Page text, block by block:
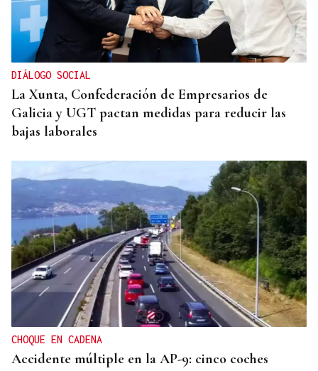
DIÁLOGO SOCIAL
La Xunta, Confederación de Empresarios de
Galicia y UGT pactan medidas para reducir las
bajas laborales
CHOQUE EN CADENA
Accidente múltiple en la AP-9: cinco coches